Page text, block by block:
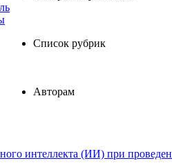
Список рубрик
Авторам
интеллекта (ИИ) при